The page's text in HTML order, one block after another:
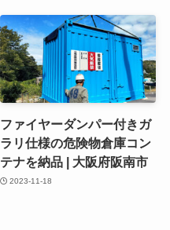
ファイヤーダンパー付きガ
ラリ仕様の危険物倉庫コン
テナを納品 | 大阪府阪南市
2023-11-18